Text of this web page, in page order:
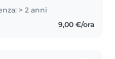
con bambini della
elementari e
Ho fatto anche per
> 2 anni
9,00 €/ora